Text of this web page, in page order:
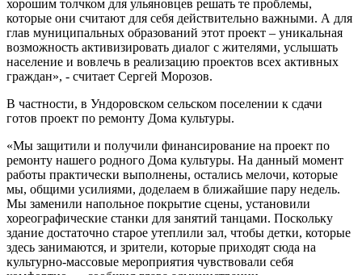
хорошим толчком для ульяновцев решать те проблемы,
которые они считают для себя действительно важными. А для
глав муниципальных образований этот проект – уникальная
возможность активизировать диалог с жителями, услышать
население и вовлечь в реализацию проектов всех активных
граждан», - считает Сергей Морозов.
В частности, в Ундоровском сельском поселении к сдачи
готов проект по ремонту Дома культуры.
«Мы защитили и получили финансирование на проект по
ремонту нашего родного Дома культуры. На данный момент
работы практически выполнены, остались мелочи, которые
мы, общими усилиями, доделаем в ближайшие пару недель.
Мы заменили напольное покрытие сцены, установили
хореографические станки для занятий танцами. Поскольку
здание достаточно старое утеплили зал, чтобы детки, которые
здесь занимаются, и зрители, которые приходят сюда на
культурно-массовые мероприятия чувствовали себя